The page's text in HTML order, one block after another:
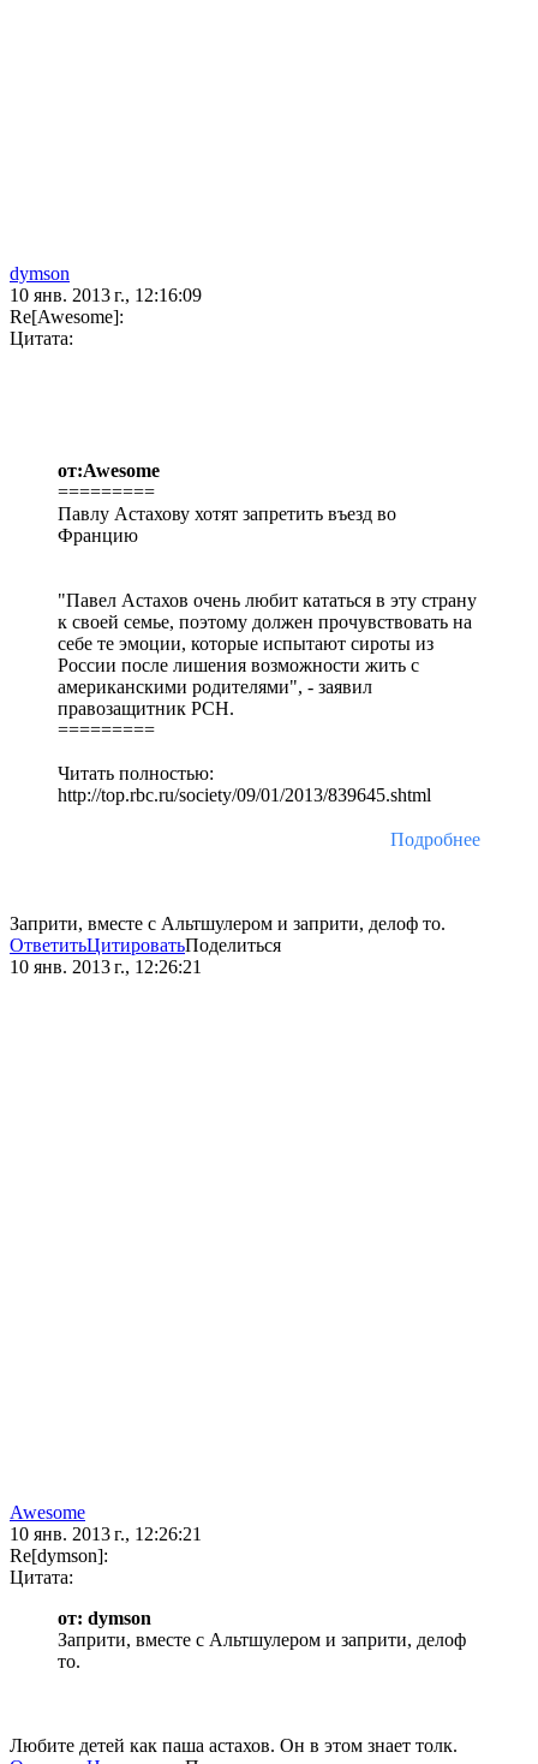
dymson
10 янв. 2013 г., 12:16:09
Re[Awesome]:
Цитата:
от:Awesome
=========
Павлу Астахову хотят запретить въезд во
Францию
"Павел Астахов очень любит кататься в эту страну
к своей семье, поэтому должен прочувствовать на
себе те эмоции, которые испытают сироты из
России после лишения возможности жить с
американскими родителями", - заявил
правозащитник РСН.
=========
Читать полностью:
http://top.rbc.ru/society/09/01/2013/839645.shtml
Подробнее
Заприти, вместе с Альтшулером и заприти, делоф то.
ОтветитьЦитироватьПоделиться
10 янв. 2013 г., 12:26:21
Awesome
10 янв. 2013 г., 12:26:21
Re[dymson]:
Цитата:
от: dymson
Заприти, вместе с Альтшулером и заприти, делоф
то.
Любите детей как паша астахов. Он в этом знает толк.